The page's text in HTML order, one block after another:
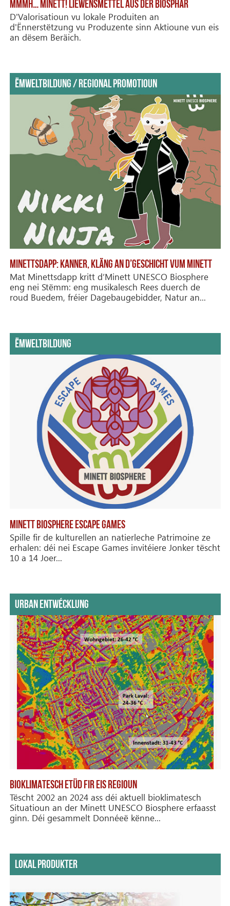
MMMH… MINETT! LIEWENSMËTTEL AUS DER BIOSPHÄR
D'Valorisatioun vu lokale Produiten an
d'Ënnerstëtzung vu Produzente sinn Aktioune vun eis
an dësem Beräich.
ËMWELTBILDUNG / REGIONAL PROMOTIOUN
MINETTSDAPP: KANNER, KLÄNG AN D’GESCHICHT VUM MINETT
Mat Minettsdapp kritt d’Minett UNESCO Biosphere
eng nei Stëmm: eng musikalesch Rees duerch de
roud Buedem, fréier Dagebaugebidder, Natur an...
ËMWELTBILDUNG
MINETT BIOSPHERE ESCAPE GAMES
Spille fir de kulturellen an natierleche Patrimoine ze
erhalen: déi nei Escape Games invitéiere Jonker tëscht
10 a 14 Joer...
URBAN ENTWÉCKLUNG
BIOKLIMATESCH ETÜD FIR EIS REGIOUN
Tëscht 2002 an 2024 ass déi aktuell bioklimatesch
Situatioun an der Minett UNESCO Biosphere erfaasst
ginn. Déi gesammelt Donnéeë kënne...
LOKAL PRODUKTER